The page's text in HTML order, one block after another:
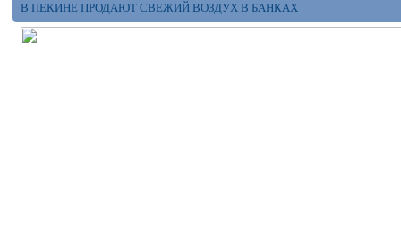
В ПЕКИНЕ ПРОДАЮТ СВЕЖИЙ ВОЗДУХ В БАНКАХ